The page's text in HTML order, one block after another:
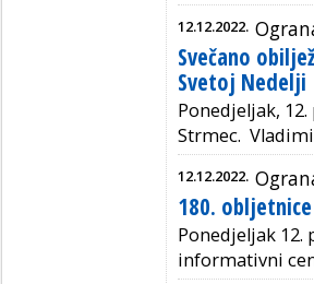
12.12.2022.
Svečano
Svetoj Nedelji
Ponedjeljak,
Strmec.
12.12.2022.
180.
Ponedjeljak 12.
informativni